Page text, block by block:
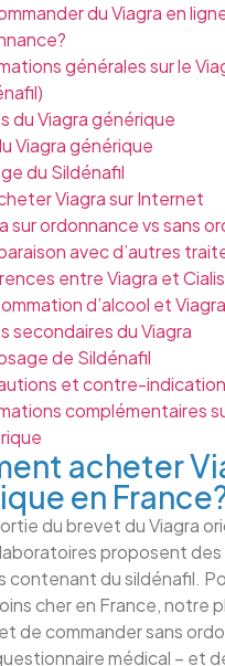
du Viagra en
générales sur le
du Viagra générique
Viagra générique
du Sildénafil
Viagra sur Internet
sur ordonnance vs sans
avec d’autres
entre Viagra et Cialis
d’alcool et Viagra
secondaires du Viagra
de Sildénafil
et contre-
complémentaires
acheter
en
du brevet du Viagra
proposent des
contenant du sildénafil.
cher en France, notre
de commander sans
médical – et